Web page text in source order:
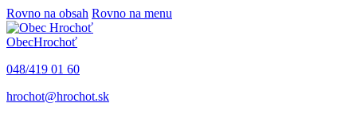
Rovno na obsah Rovno na menu
ObecHrochoť
048/419 01 60
hrochot@hrochot.sk